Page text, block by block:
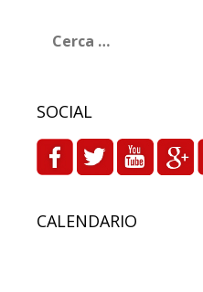
per:
SOCIAL
CALENDARIO